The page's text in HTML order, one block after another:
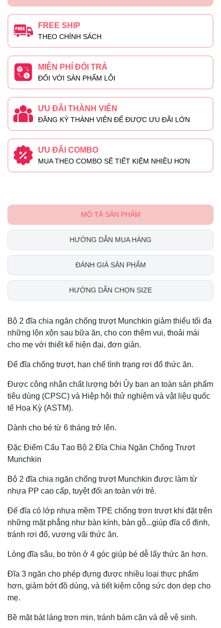
FREE SHIP
THEO CHÍNH SÁCH
MIỄN PHÍ ĐỔI TRẢ
ĐỐI VỚI SẢN PHẨM LỖI
ƯU ĐÃI THÀNH VIÊN
ĐĂNG KÝ THÀNH VIÊN ĐỂ ĐƯỢC ƯU ĐÃI LỚN
ƯU ĐÃI COMBO
MUA THEO COMBO SẼ TIẾT KIỆM NHIỀU HƠN
MÔ TẢ SẢN PHẨM
HƯỚNG DẪN MUA HÀNG
ĐÁNH GIÁ SẢN PHẨM
HƯỚNG DẪN CHỌN SIZE
Bộ 2 đĩa chia ngăn chống trượt Munchkin giảm thiểu tối đa
những lộn xộn sau bữa ăn, cho con thêm vui, thoải mái
cho mẹ với thiết kế hiện đại, đơn giản.
Đế đĩa chống trượt, hạn chế tình trạng rơi đổ thức ăn.
Được công nhận chất lượng bởi Ủy ban an toàn sản phẩm
tiêu dùng (CPSC) và Hiệp hội thử nghiệm và vật liệu quốc
tế Hoa Kỳ (ASTM).
Dành cho bé từ 6 tháng trở lên.
Đặc Điểm Cấu Tạo Bộ 2 Đĩa Chia Ngăn Chống Trượt
Munchkin
Bộ 2 đĩa chia ngăn chống trượt Munchkin được làm từ
nhựa PP cao cấp, tuyệt đối an toàn với trẻ.
Đế đĩa có lớp nhựa mềm TPE chống trơn trượt khi đặt trên
những mặt phẳng như bàn kính, bàn gỗ...giúp đĩa cố định,
tránh rơi đổ, vương vãi thức ăn.
Lòng đĩa sâu, bo tròn ở 4 góc giúp bé dễ lấy thức ăn hơn.
Đĩa 3 ngăn cho phép đựng được nhiều loại thực phẩm
hơn, giảm bớt đồ dùng, và tiết kiệm công sức dọn dẹp cho
mẹ.
Bề mặt bát láng trơn mịn, tránh bám cặn và dễ vệ sinh.